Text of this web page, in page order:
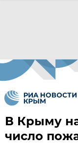
В Крыму
число